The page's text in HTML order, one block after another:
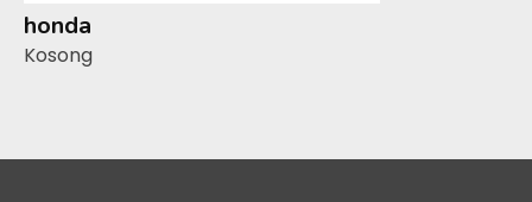
honda
Kosong